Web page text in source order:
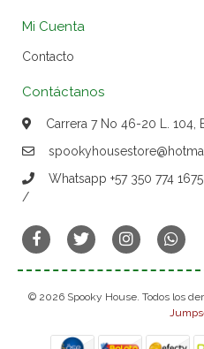
Mi Cuenta
Contacto
Contáctanos
Carrera 7 No 46-20 L. 104,
Whatsapp +57 350 774
/
© 2026 Spooky House. Todos los